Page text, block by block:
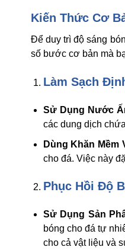
Kiến Thức Cơ
Để duy trì độ sáng
số bước cơ bản mà
Làm Sạch
Sử Dụng Nước
các dung dịch
Dùng Khăn Mềm
cho đá. Việc này
Phục Hồi Độ
Sử Dụng Sản
bóng cho đá tự
cho cả vật liệu và